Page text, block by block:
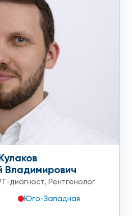
Владимирович
диагност, Рентгенолог
Юго-Западная